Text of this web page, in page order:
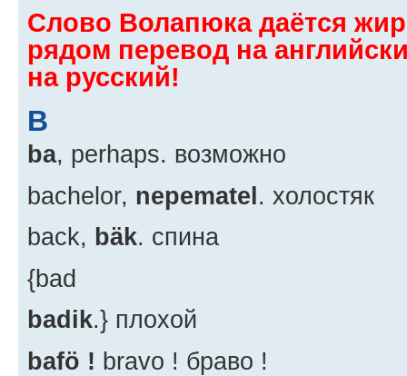
Слово Волапюка даётся
рядом перевод на
на русский!
B
ba, perhaps. возможно
bachelor, nepematel. холостяк
back, bäk. спина
{bad
badik.} плохой
bafö ! bravo ! браво !